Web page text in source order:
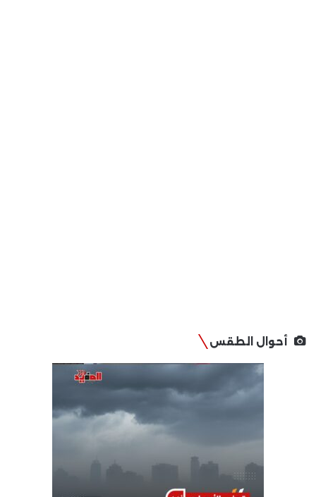
أحوال الطقس